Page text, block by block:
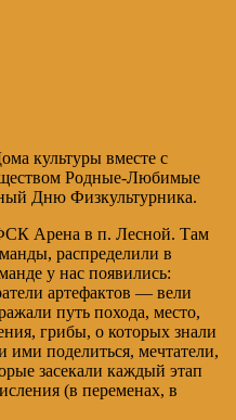
культуры вместе с
Родные-Любимые
Дню Физкультурника.
Арена в п. Лесной. Там
распределили в
у нас появились:
артефактов — вели
путь похода, место,
грибы, о которых знали
поделиться, мечтатели,
засекали каждый этап
(в переменах, в